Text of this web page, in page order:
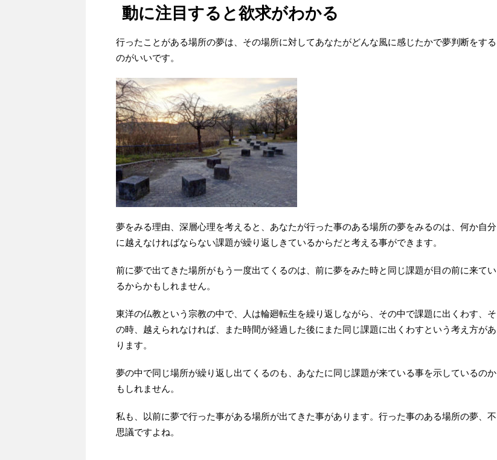
動に注目すると欲求がわかる
行ったことがある場所の夢は、その場所に対してあなたがどんな風に感じたかで夢判断をする
のがいいです。
夢をみる理由、深層心理を考えると、あなたが行った事のある場所の夢をみるのは、何か自分
に越えなければならない課題が繰り返しきているからだと考える事ができます。
前に夢で出てきた場所がもう一度出てくるのは、前に夢をみた時と同じ課題が目の前に来てい
るからかもしれません。
東洋の仏教という宗教の中で、人は輪廻転生を繰り返しながら、その中で課題に出くわす、そ
の時、越えられなければ、また時間が経過した後にまた同じ課題に出くわすという考え方があ
ります。
夢の中で同じ場所が繰り返し出てくるのも、あなたに同じ課題が来ている事を示しているのか
もしれません。
私も、以前に夢で行った事がある場所が出てきた事があります。行った事のある場所の夢、不
思議ですよね。